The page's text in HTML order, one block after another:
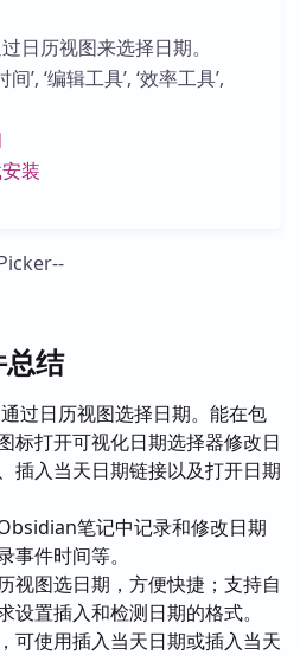
日历视图来选择日期。
’, ‘编辑工具’, ‘效率工具’,
装
结
过日历视图选择日期。能在包
标打开可视化日期选择器修改日
插入当天日期链接以及打开日期
笔记中记录和修改日期
事件时间等。
视图选日期，方便快捷；支持自
设置插入和检测日期的格式。
可使用插入当天日期或插入当天